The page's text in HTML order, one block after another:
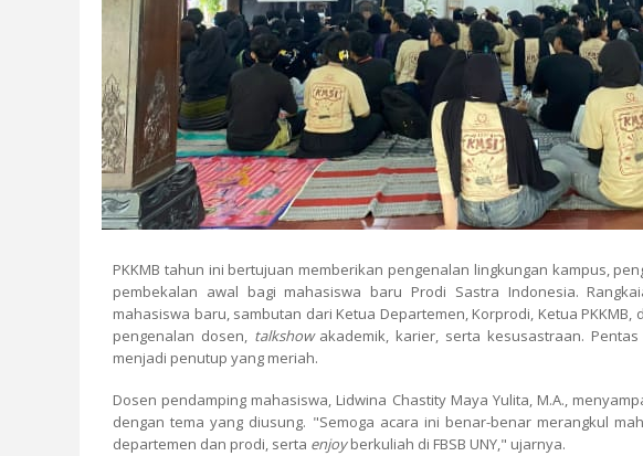
PKKMB tahun ini bertujuan memberikan pengenalan lingkungan kampus,
pembekalan awal bagi mahasiswa baru Prodi Sastra Indonesia.
mahasiswa baru, sambutan dari Ketua Departemen, Korprodi, Ketua PKKMB,
pengenalan dosen, talkshow akademik, karier, serta kesusastraan.
menjadi penutup yang meriah.
Dosen pendamping mahasiswa, Lidwina Chastity Maya Yulita, M.A.,
dengan tema yang diusung. "Semoga acara ini benar-benar merangkul
departemen dan prodi, serta enjoyberkuliah di FBSB UNY," ujarnya.